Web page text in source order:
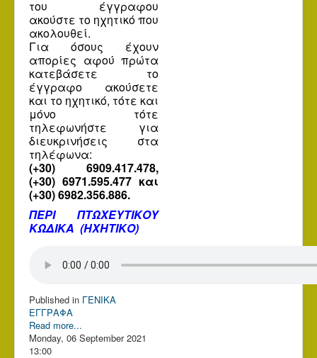
του έγγραφου
ακούστε το ηχητικό που
ακολουθεί.
Για όσους έχουν
απορίες αφού πρώτα
κατεβάσετε το
έγγραφο ακούσετε
και το ηχητικό, τότε και
μόνο τότε
τηλεφωνήστε για
διευκρινήσεις στα
τηλέφωνα:
(+30) 6909.417.478,
(+30) 6971.595.477 και
(+30) 6982.356.886.
ΠΕΡΙ ΠΤΩΧΕΥΤΙΚΟΥ
ΚΩΔΙΚΑ (ΗΧΗΤΙΚΟ)
Published in ΓΕΝΙΚΑ
ΕΓΓΡΑΦΑ
Read more...
Monday, 06 September 2021
13:00